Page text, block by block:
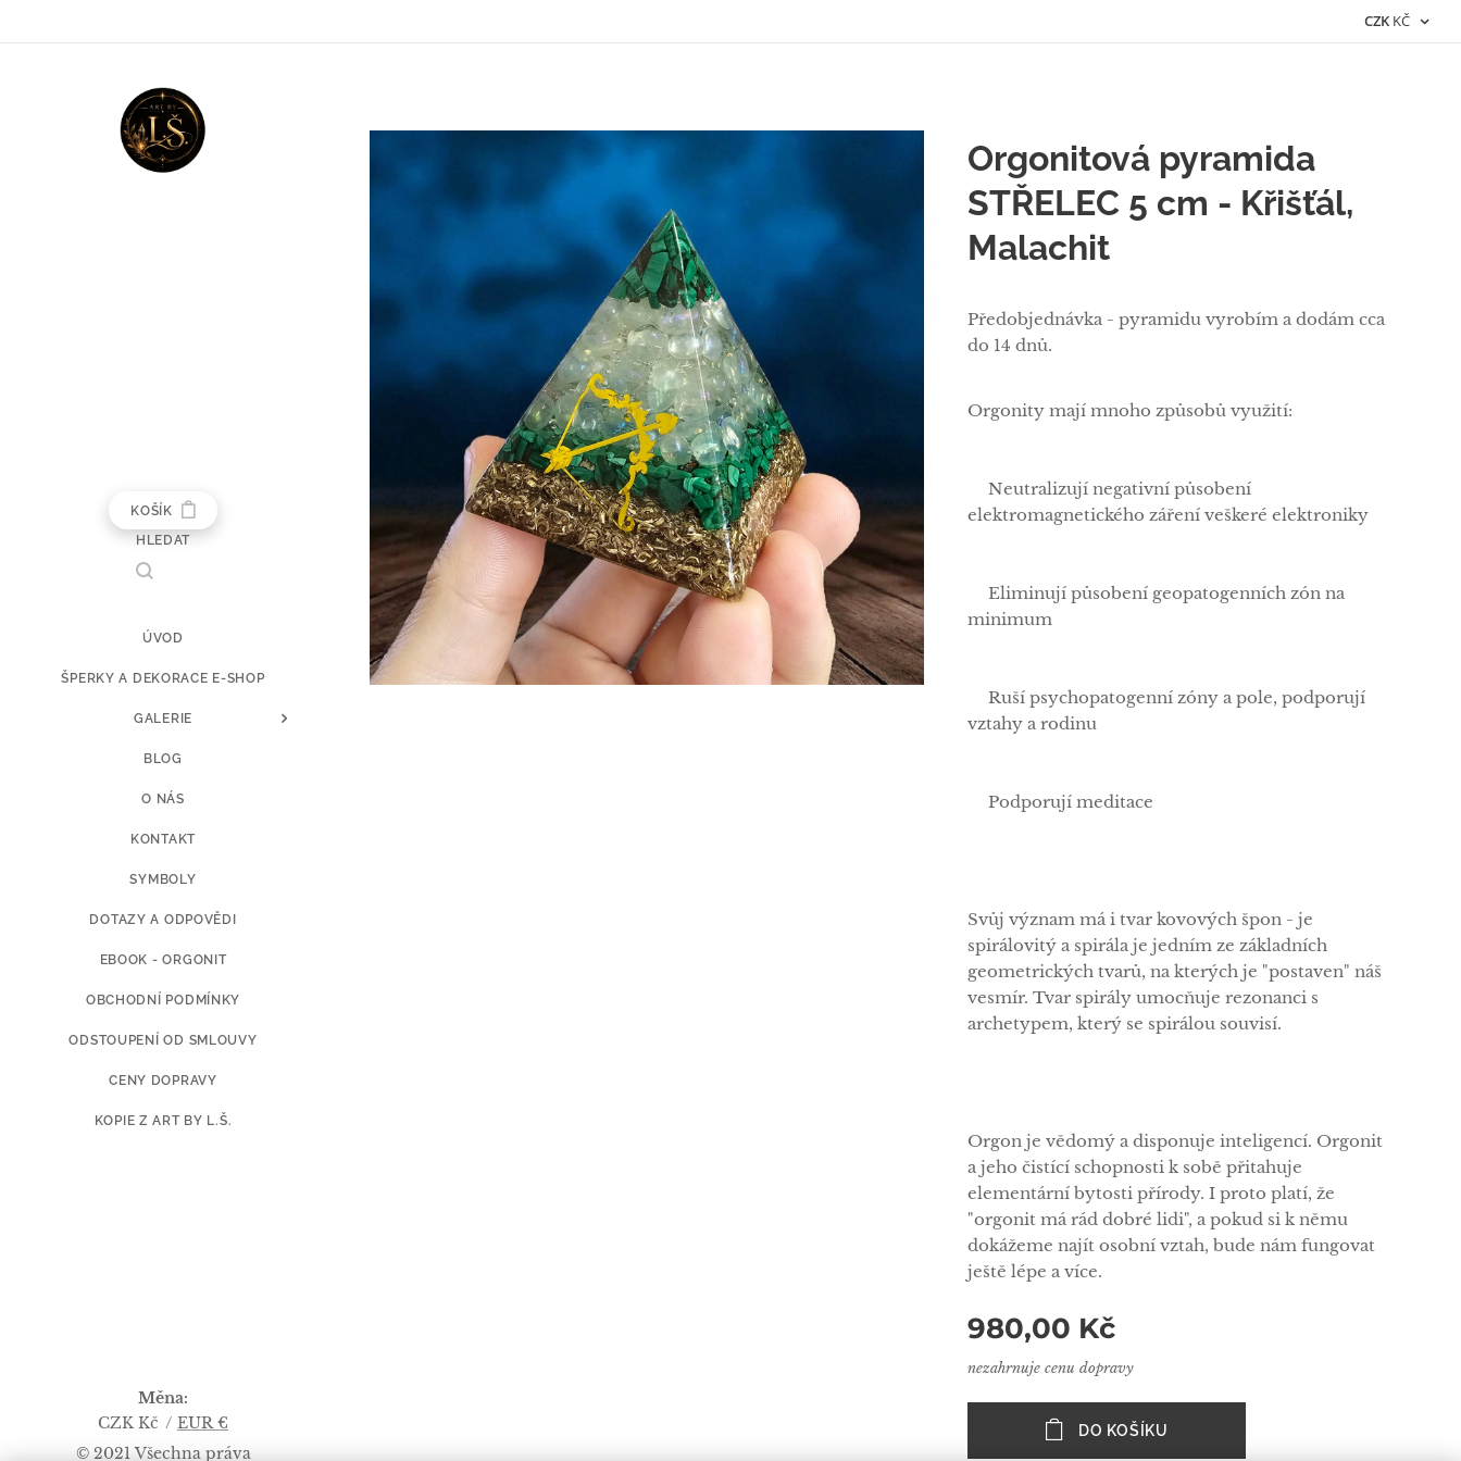
CZK KČ
KOŠÍK
HLEDAT
ÚVOD
ŠPERKY A DEKORACE E-SHOP
GALERIE
BLOG
O NÁS
KONTAKT
SYMBOLY
DOTAZY A ODPOVĚDI
EBOOK - ORGONIT
OBCHODNÍ PODMÍNKY
ODSTOUPENÍ OD SMLOUVY
CENY DOPRAVY
KOPIE Z ART BY L.Š.
Orgonitová pyramida
STŘELEC 5 cm - Křišťál,
Malachit
Předobjednávka - pyramidu vyrobím a dodám cca
do 14 dnů.
Orgonity mají mnoho způsobů využití:
✅Neutralizují negativní působení
elektromagnetického záření veškeré elektroniky
✅Eliminují působení geopatogenních zón na
minimum
✅Ruší psychopatogenní zóny a pole, podporují
vztahy a rodinu
✅Podporují meditace
Svůj význam má i tvar kovových špon - je
spirálovitý a spirála je jedním ze základních
geometrických tvarů, na kterých je "postaven" náš
vesmír. Tvar spirály umocňuje rezonanci s
archetypem, který se spirálou souvisí.
Orgon je vědomý a disponuje inteligencí. Orgonit
a jeho čistící schopnosti k sobě přitahuje
elementární bytosti přírody. I proto platí, že
"orgonit má rád dobré lidi", a pokud si k němu
dokážeme najít osobní vztah, bude nám fungovat
ještě lépe a více.
980,00 Kč
nezahrnuje cenu dopravy
DO KOŠÍKU
© 2021 Všechna práva
Měna
CZK Kč
EUR €